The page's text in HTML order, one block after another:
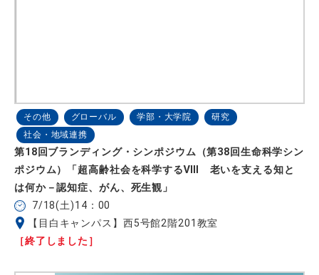
その他 グローバル 学部・大学院
研究
社会・地域連携
第18回ブランディング・シンポジウム（第38回生命科学シン
ポジウム）「超高齢社会を科学するⅧ 老いを支える知と
は何か－認知症、がん、死生観」
7/18(土)14：00
【目白キャンパス】西5号館2階201教室
［終了しました］